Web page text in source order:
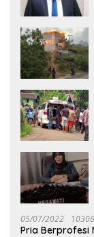
05/07/2022
Pria Berprofesi